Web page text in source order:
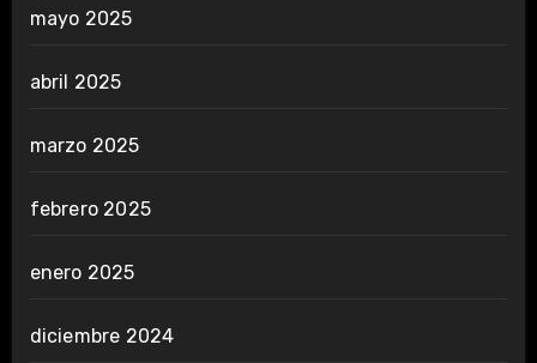
mayo 2025
abril 2025
marzo 2025
febrero 2025
enero 2025
diciembre 2024